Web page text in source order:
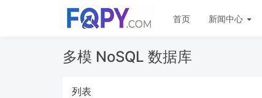
首页 新闻中心
多模 NoSQL 数据库
列表